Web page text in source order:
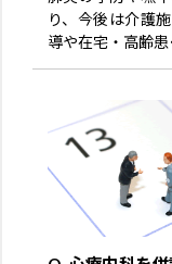
り、今後は介護
導や在宅・高齢患